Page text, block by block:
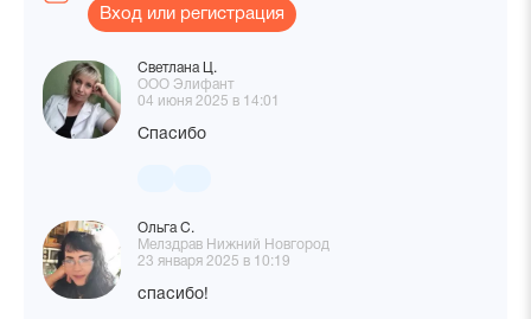
Вход или регистрация
Светлана Ц.
ООО Элифант
04 июня 2025 в 14:01
Спасибо
Ольга С.
Мелздрав Нижний Новгород
23 января 2025 в 10:19
спасибо!